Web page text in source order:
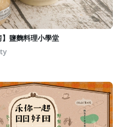
】鹽麴料理小學堂